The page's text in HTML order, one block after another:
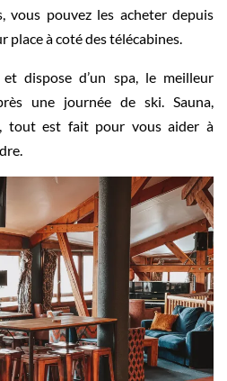
vous pouvez les acheter depuis
à coté des télécabines.
dispose d’un spa, le meilleur
une journée de ski. Sauna,
tout est fait pour vous aider à